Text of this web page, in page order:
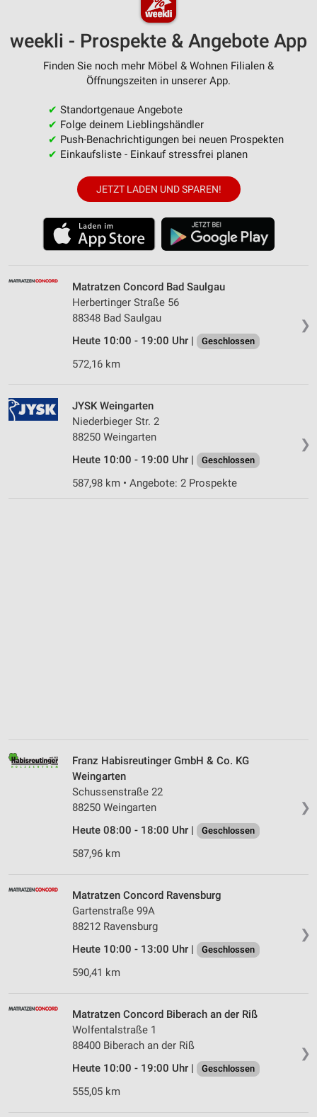
weekli - Prospekte & Angebote App
Finden Sie noch mehr Möbel & Wohnen Filialen &
Öffnungszeiten in unserer App.
✔ Standortgenaue Angebote
✔ Folge deinem Lieblingshändler
✔ Push-Benachrichtigungen bei neuen Prospekten
✔ Einkaufsliste - Einkauf stressfrei planen
JETZT LADEN UND SPAREN!
❯
Matratzen Concord Bad Saulgau
Herbertinger Straße 56
88348 Bad Saulgau
Heute 10:00 - 19:00 Uhr |
Geschlossen
572,16 km
❯
JYSK Weingarten
Niederbieger Str. 2
88250 Weingarten
Heute 10:00 - 19:00 Uhr |
Geschlossen
587,98 km • Angebote: 2 Prospekte
❯
Franz Habisreutinger GmbH & Co. KG
Weingarten
Schussenstraße 22
88250 Weingarten
Heute 08:00 - 18:00 Uhr |
Geschlossen
587,96 km
❯
Matratzen Concord Ravensburg
Gartenstraße 99A
88212 Ravensburg
Heute 10:00 - 13:00 Uhr |
Geschlossen
590,41 km
❯
Matratzen Concord Biberach an der Riß
Wolfentalstraße 1
88400 Biberach an der Riß
Heute 10:00 - 19:00 Uhr |
Geschlossen
555,05 km